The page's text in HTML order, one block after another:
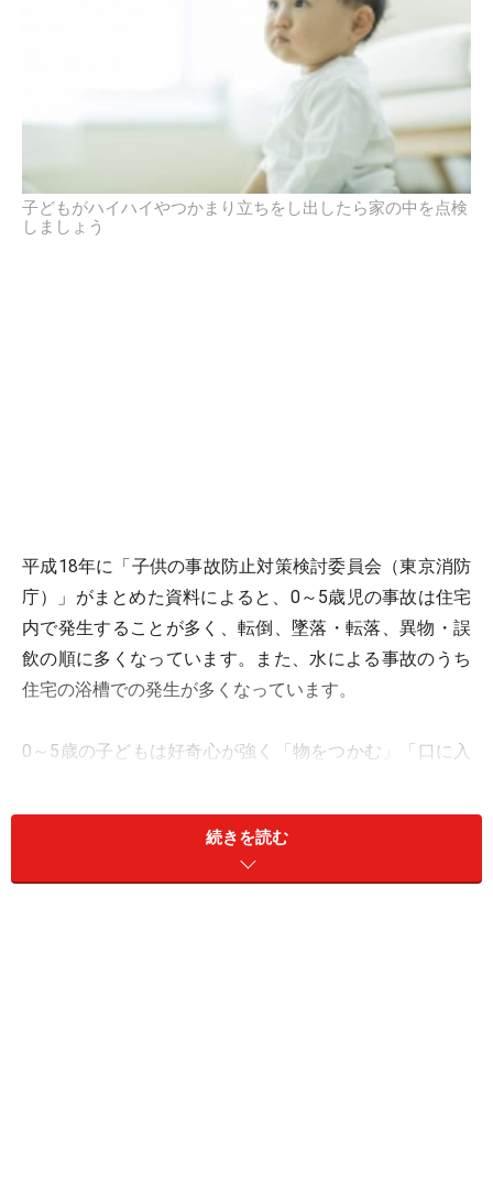
子どもがハイハイやつかまり立ちをし出したら家の中を点検
しましょう
平成18年に「子供の事故防止対策検討委員会（東京消防
庁）」がまとめた資料によると、0～5歳児の事故は住宅
内で発生することが多く、転倒、墜落・転落、異物・誤
飲の順に多くなっています。また、水による事故のうち
住宅の浴槽での発生が多くなっています。
0～5歳の子どもは好奇心が強く「物をつかむ」「口に入
熟であること、自宅内で過ごす時間が多いことなどが事
故が多い理由と考えらます。年齢が低いため、事故を防
止するためには親の見守りや事故防止対策を取っておく
続きを読む